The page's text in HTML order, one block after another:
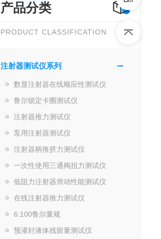
产品分类
PRODUCT CLASSIFICATION
注射器测试仪系列
数显注射器在线顺应性测试仪
鲁尔锁定卡圈测试仪
注射器推力测试仪
泵用注射器测试仪
注射器柄推挤力测试仪
一次性使用三通阀扭力测试仪
低阻力注射器滑动性能测试仪
在线注射器推力测试仪
6:100鲁尔量规
预灌封液体残留量测试仪